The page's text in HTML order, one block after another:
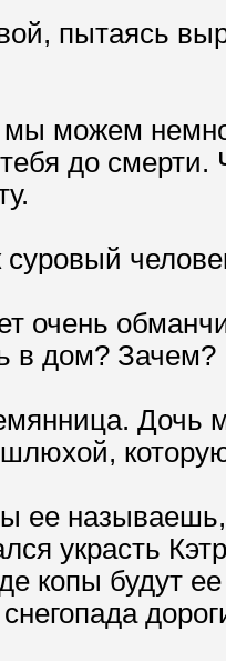
пытаясь
можем
до
очень
в дом? Зачем?
Дочь
называешь,
украсть
копы будут